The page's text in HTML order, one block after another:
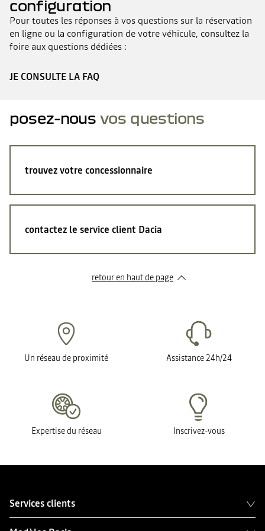
configuration
Pour toutes les réponses à vos questions sur la réservation
en ligne ou la configuration de votre véhicule, consultez la
foire aux questions dédiées :
JE CONSULTE LA FAQ
posez-nous vos questions
trouvez votre concessionnaire
contactez le service client Dacia
retour en haut de page​
Un réseau de proximité Assistance 24h/24
Expertise du réseau Inscrivez-vous
Services clients